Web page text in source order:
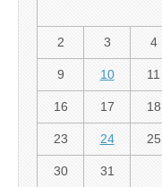
2 3 4
9 10 11
16 17 18
23 24 25
30
31